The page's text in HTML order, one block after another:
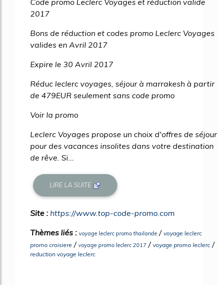
Code promo Leclerc Voyages et réduction valide
2017
Bons de réduction et codes promo Leclerc Voyages
valides en Avril 2017
Expire le 30 Avril 2017
Réduc leclerc voyages, séjour à marrakesh à partir
de 479EUR seulement sans code promo
Voir la promo
Leclerc Voyages propose un choix d'offres de séjour
pour des vacances insolites dans votre destination
de rêve. Si...
LIRE LA SUITE
Site : https://www.top-code-promo.com
Thèmes liés : voyage leclerc promo thailande / voyage leclerc
promo croisiere / voyage promo leclerc 2017 / voyage promo leclerc /
reduction voyage leclerc